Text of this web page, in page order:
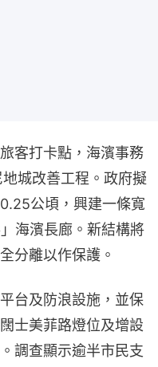
客打卡點，海濱事務
城改善工程。政府擬
公頃，興建一條寬
海濱長廊。新結構將
分離以作保護。
台及防浪設施，並保
士美菲路燈位及增設
調查顯示逾半市民支